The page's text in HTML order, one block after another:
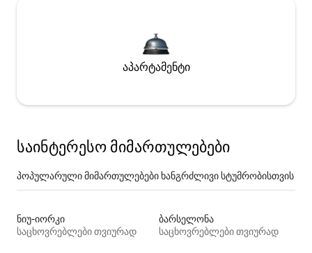
აპარტამენტი
საინტერესო მიმართულებები
პოპულარული მიმართულებები ხანგრძლივი სტუმრობისთვის
ნიუ-იორკი
საცხოვრებლები თვიურად
ბარსელონა
საცხოვრებლები თვიურად